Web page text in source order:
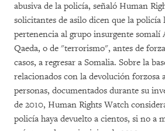
abusiva de la policía, señaló Human
solicitantes de asilo dicen que la policía
pertenencia al grupo insurgente somalí
Qaeda, o de "terrorismo", antes de
casos, a regresar a Somalia. Sobre la
relacionados con la devolución forzosa
personas, documentados durante su
de 2010, Human Rights Watch
policía haya devuelto a cientos, si no a